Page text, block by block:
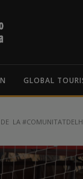
GLOBAL
DE LA